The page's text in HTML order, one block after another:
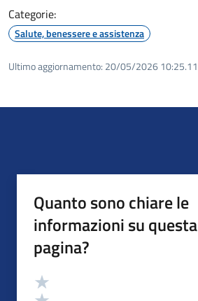
Categorie:
Salute, benessere e assistenza
Ultimo aggiornamento: 20/05/2026 10:25.11
Quanto sono chiare le
informazioni su questa
pagina?
Valutazione